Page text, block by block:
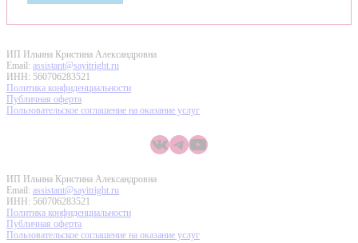
ИП Ильина Кристина Александровна
Email: assistant@sayitright.ru
ИНН: 560706283521
Политика конфиденциальности
Публичная оферта
Пользовательское соглашение на оказание услуг
ВКонтакте
Telegram
YouTube
ИП Ильина Кристина Александровна
Email: assistant@sayitright.ru
ИНН: 560706283521
Политика конфиденциальности
Публичная оферта
Пользовательское соглашение на оказание услуг